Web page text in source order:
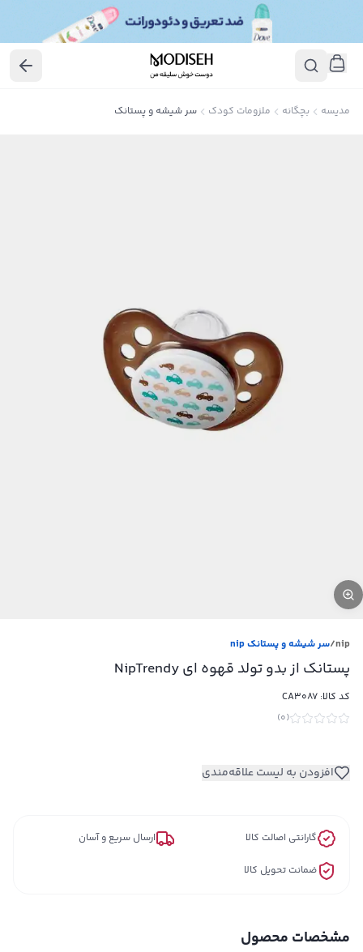
مدیسه بچگانه ملزومات کودک سر شیشه و پستانک
nip
/سر شیشه و پستانک nip
پستانک از بدو تولد قهوه ای NipTrendy
کد کالا: CA3087
(
0
)
افزودن به لیست علاقه‌مندی
گارانتی اصالت کالا ارسال سریع و آسان
ضمانت تحویل کالا
مشخصات محصول